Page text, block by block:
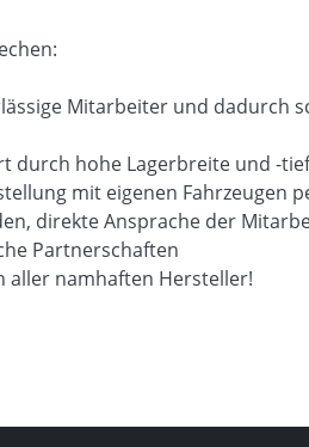
Mitarbeiter und dadurch
durch hohe Lagerbreite und -
mit eigenen Fahrzeugen
direkte Ansprache der
Partnerschaften
aller namhaften Hersteller!